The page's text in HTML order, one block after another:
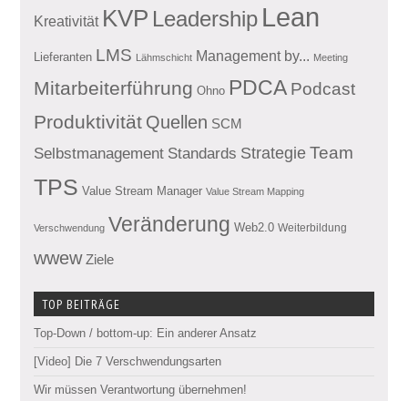
Kreativität KVP Leadership Lean
Lieferanten LMS Lähmschicht Management by... Meeting
Mitarbeiterführung Ohno PDCA Podcast
Produktivität Quellen SCM
Selbstmanagement Standards Strategie Team
TPS Value Stream Manager Value Stream Mapping
Verschwendung Veränderung Web2.0 Weiterbildung
wwew Ziele
TOP BEITRÄGE
Top-Down / bottom-up: Ein anderer Ansatz
[Video] Die 7 Verschwendungsarten
Wir müssen Verantwortung übernehmen!